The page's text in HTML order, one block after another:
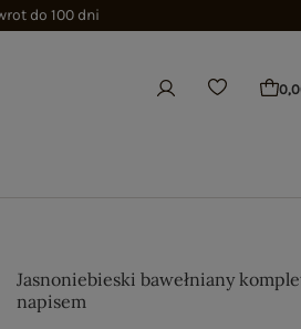
do 100 dni
Jasnoniebieski bawełniany
napisem